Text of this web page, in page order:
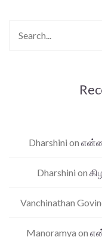
Dharshini on
Dharshini on
Vanchinathan
Manoramya on